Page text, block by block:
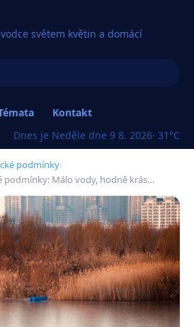
světem květin a domácí
Kontakt
Dnes je Neděle dne 9 8. 2026· 31°C
podmínky›
podmínky: Málo vody, hodně krás…